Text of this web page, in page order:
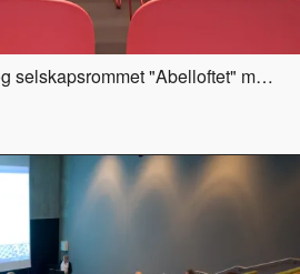
Vitenfabrikken - møte og selskapsrommet "Abelloftet" med egen takterrasse